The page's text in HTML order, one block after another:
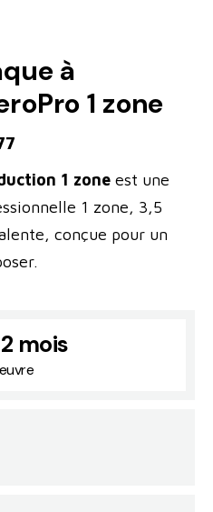
à
1 zone
1 zoneest une
1 zone, 3,5
conçue pour un
mois